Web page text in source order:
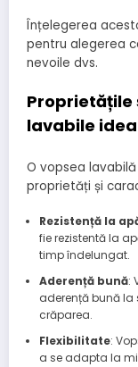
Înțelegerea
pentru alegerea
nevoile dvs.
Proprietățile
lavabile
O vopsea
proprietăți și
Rezistență la
fie rezistentă la
timp îndelungat.
Aderență bună:
aderență bună la
crăparea.
Flexibilitate:
a se adapta la